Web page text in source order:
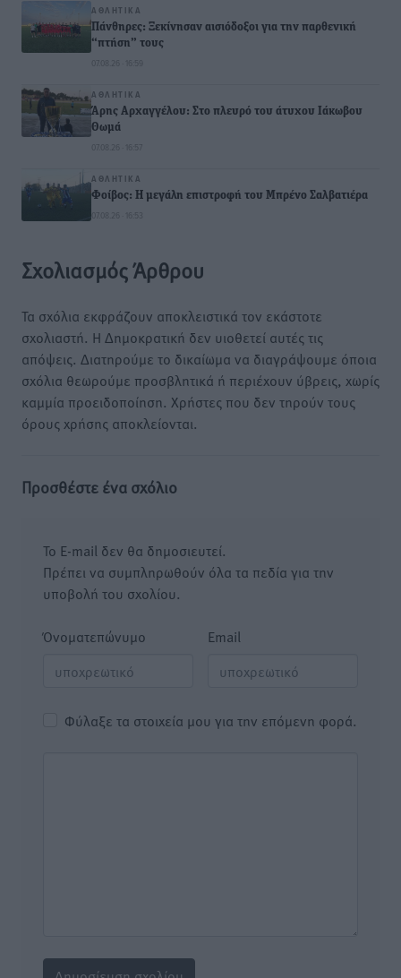
ΑΘΛΗΤΙΚΆ
Πάνθηρες: Ξεκίνησαν αισιόδοξοι για την παρθενική
“πτήση” τους
07.08.26 · 16:59
ΑΘΛΗΤΙΚΆ
Άρης Αρχαγγέλου: Στο πλευρό του άτυχου Ιάκωβου
Θωμά
07.08.26 · 16:57
ΑΘΛΗΤΙΚΆ
Φοίβος: Η μεγάλη επιστροφή του Μπρένο Σαλβατιέρα
07.08.26 · 16:53
Σχολιασμός Άρθρου
Τα σχόλια εκφράζουν αποκλειστικά τον εκάστοτε
σχολιαστή. Η Δημοκρατική δεν υιοθετεί αυτές τις
απόψεις. Διατηρούμε το δικαίωμα να διαγράψουμε όποια
σχόλια θεωρούμε προσβλητικά ή περιέχουν ύβρεις, χωρίς
καμμία προειδοποίηση. Χρήστες που δεν τηρούν τους
όρους χρήσης αποκλείονται.
Προσθέστε ένα σχόλιο
Το E-mail δεν θα δημοσιευτεί.
Πρέπει να συμπληρωθούν όλα τα πεδία για την
υποβολή του σχολίου.
Όνοματεπώνυμο Email
Φύλαξε τα στοιχεία μου για την επόμενη φορά.